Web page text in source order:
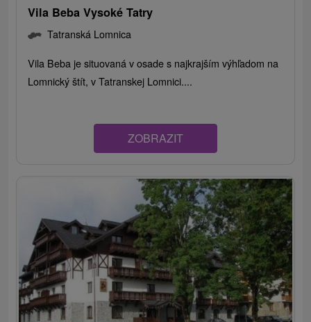
Vila Beba Vysoké Tatry
Tatranská Lomnica
Vila Beba je situovaná v osade s najkrajším výhľadom na
Lomnický štít, v Tatranskej Lomnici....
ZOBRAZIT